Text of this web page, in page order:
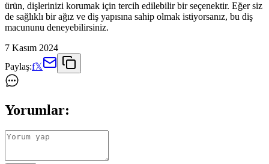
ürün, dişlerinizi korumak için tercih edilebilir bir seçenektir. Eğer siz
de sağlıklı bir ağız ve diş yapısına sahip olmak istiyorsanız, bu diş
macununu deneyebilirsiniz.
7 Kasım 2024
Paylaş:f𝕏
Yorumlar: